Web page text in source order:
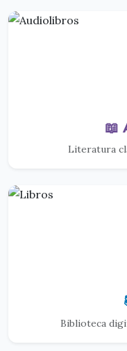
📖
Literatura
Biblioteca